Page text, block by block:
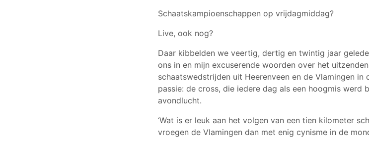
Schaatskampioenschappen op vrijdagmiddag?
Live, ook nog?
Daar kibbelden we veertig, dertig en twintig jaar
ons in en mijn excuserende woorden over het
schaatswedstrijden uit Heerenveen en de Vlamingen
passie: de cross, die iedere dag als een hoogmis werd
avondlucht.
‘Wat is er leuk aan het volgen van een tien kilometer
vroegen de Vlamingen dan met enig cynisme in de